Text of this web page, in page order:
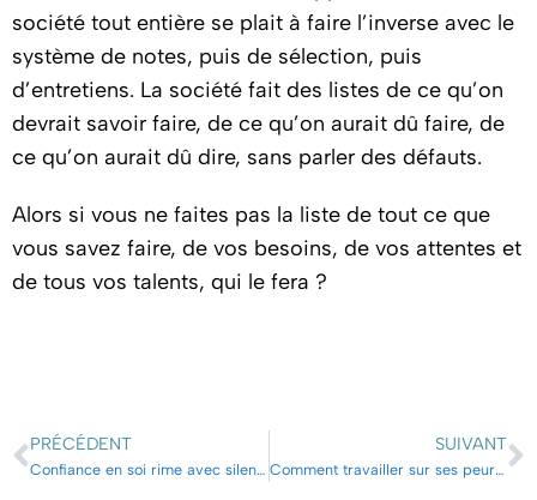
société tout entière se plait à faire l’inverse avec le
système de notes, puis de sélection, puis
d’entretiens. La société fait des listes de ce qu’on
devrait savoir faire, de ce qu’on aurait dû faire, de
ce qu’on aurait dû dire, sans parler des défauts.
Alors si vous ne faites pas la liste de tout ce que
vous savez faire, de vos besoins, de vos attentes et
de tous vos talents, qui le fera ?
PRÉCÉDENT
Confiance en soi rime avec silence en soi
SUIVANT
Comment travailler sur ses peurs au travail ?